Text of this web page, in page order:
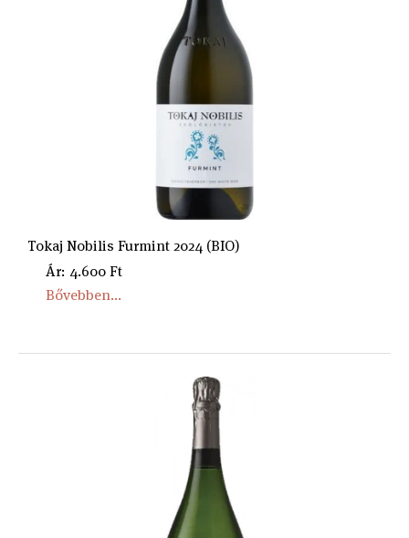
Tokaj Nobilis Furmint 2024 (BIO)
Ár: 4.600 Ft
Bővebben...